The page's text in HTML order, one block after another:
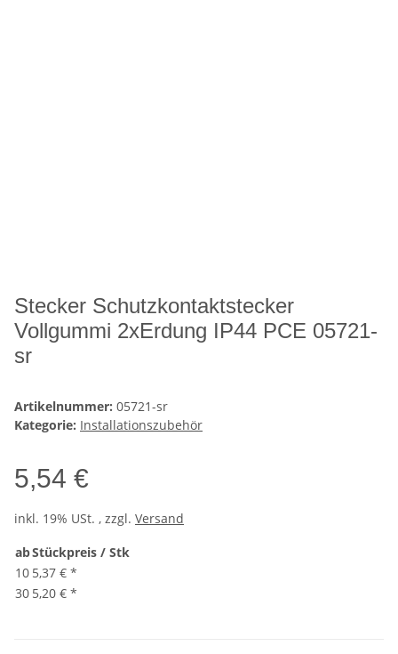
Stecker Schutzkontaktstecker
Vollgummi 2xErdung IP44 PCE 05721-
sr
Artikelnummer: 05721-sr
Kategorie: Installationszubehör
5,54 €
inkl. 19% USt. , zzgl. Versand
abStückpreis / Stk
10 5,37 € *
30 5,20 € *